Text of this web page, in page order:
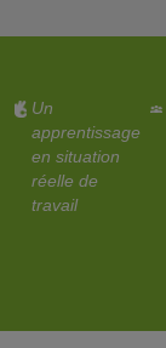
Un
apprentissage
en situation
réelle de
travail